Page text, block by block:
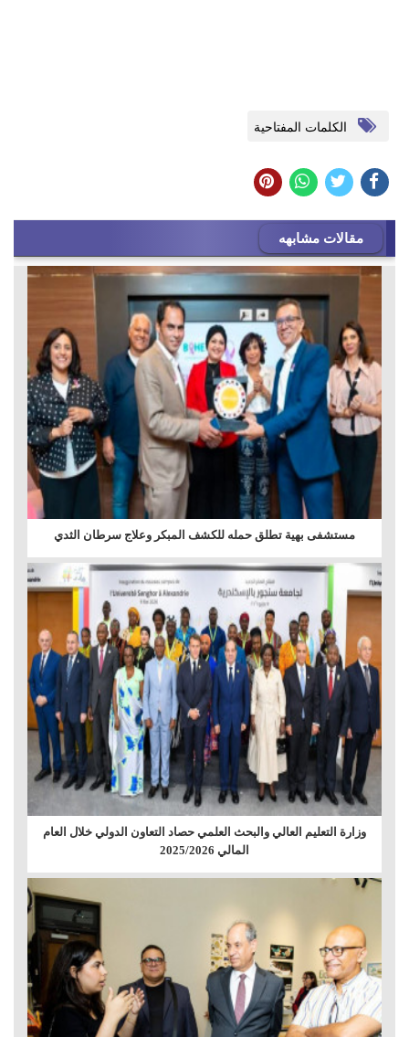
الكلمات المفتاحية
مقالات مشابهه
مستشفى بهية تطلق حمله للكشف المبكر وعلاج سرطان الثدي
وزارة التعليم العالي والبحث العلمي حصاد التعاون الدولي خلال العام
المالي 2025/2026